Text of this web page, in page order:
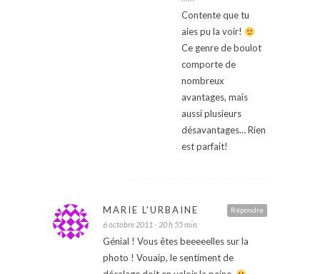
Contente que tu
aies pu la voir!
Ce genre de boulot
comporte de
nombreux
avantages, mais
aussi plusieurs
désavantages… Rien
est parfait!
Répondre
MARIE L'URBAINE
6 octobre 2011 - 20 h 55 min
Génial ! Vous êtes beeeeelles sur la
photo ! Vouaip, le sentiment de